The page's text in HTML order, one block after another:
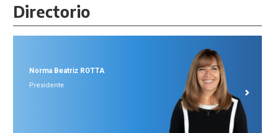
Directorio
Norma Beatriz ROTTA
Presidente